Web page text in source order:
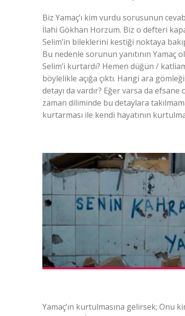
Biz Yamaç’ı kim vurdu sorusunun
İlahi Gökhan Horzum. Biz o defteri
Selim’in bileklerini kestiği noktaya
Bu nedenle sorunun yanıtının Yamaç
Selim’i kurtardı? Hemen düğün /
böylelikle açığa çıktı. Hangi ara
detayı da vardır? Eğer varsa da
zaman diliminde bu detaylara
kurtarması ile kendi hayatının
Yamaç’ın kurtulmasına gelirsek; Onu